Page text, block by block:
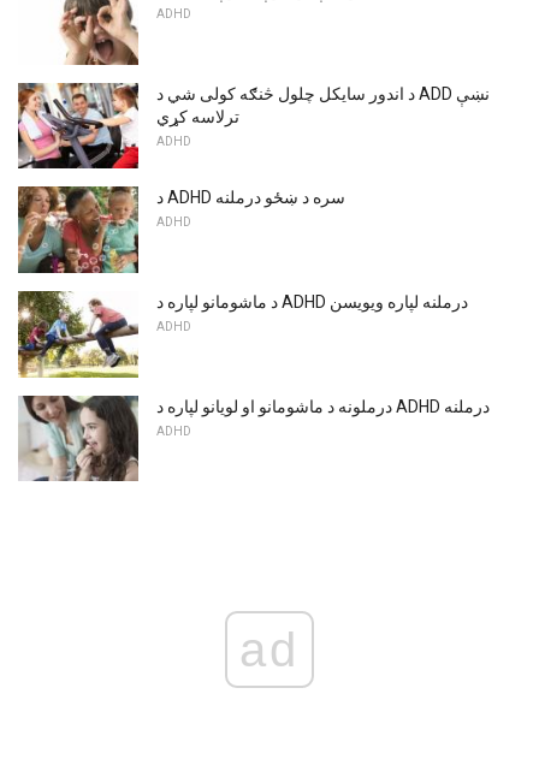
ADHD
د اندور سایکل چلول څنګه کولی شي د ADD نښې
ترلاسه کړي
ADHD
د ADHD سره د ښځو درملنه
ADHD
د ماشومانو لپاره د ADHD درملنه لپاره ویویسن
ADHD
درملونه د ماشومانو او لویانو لپاره د ADHD درملنه
ADHD
ad